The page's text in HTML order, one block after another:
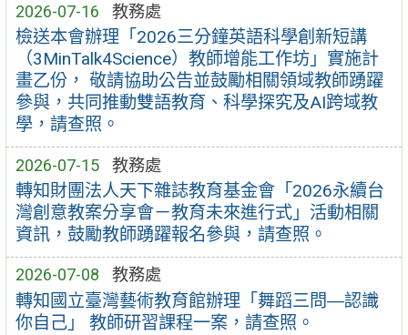
2026-07-16 教務處
檢送本會辦理「2026三分鐘英語科學創新短講
（3MinTalk4Science）教師增能工作坊」實施計
畫乙份， 敬請協助公告並鼓勵相關領域教師踴躍
參與，共同推動雙語教育、科學探究及AI跨域教
學，請查照。
2026-07-15 教務處
轉知財團法人天下雜誌教育基金會「2026永續台
灣創意教案分享會－教育未來進行式」活動相關
資訊，鼓勵教師踴躍報名參與，請查照。
2026-07-08 教務處
轉知國立臺灣藝術教育館辦理「舞蹈三問―認識
你自己」 教師研習課程一案，請查照。